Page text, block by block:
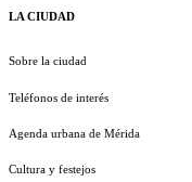
LA CIUDAD
Sobre la ciudad
Teléfonos de interés
Agenda urbana de Mérida
Cultura y festejos